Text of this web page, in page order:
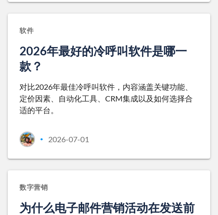
软件
2026年最好的冷呼叫软件是哪一
款？
对比2026年最佳冷呼叫软件，内容涵盖关键功能、
定价因素、自动化工具、CRM集成以及如何选择合
适的平台。
• 2026-07-01
数字营销
为什么电子邮件营销活动在发送前